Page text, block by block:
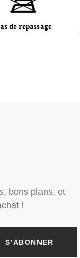
bons plans, et
!